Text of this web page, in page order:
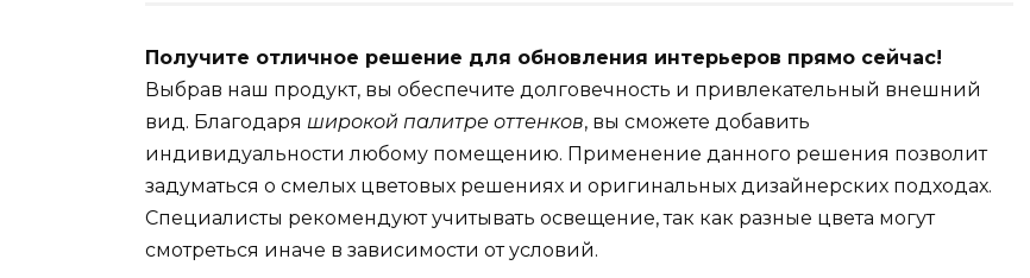
Получите отличное решение для обновления интерьеров прямо сейчас!
Выбрав наш продукт, вы обеспечите долговечность и привлекательный внешний
вид. Благодаря широкой палитре оттенков, вы сможете добавить
индивидуальности любому помещению. Применение данного решения позволит
задуматься о смелых цветовых решениях и оригинальных дизайнерских подходах.
Специалисты рекомендуют учитывать освещение, так как разные цвета могут
смотреться иначе в зависимости от условий.